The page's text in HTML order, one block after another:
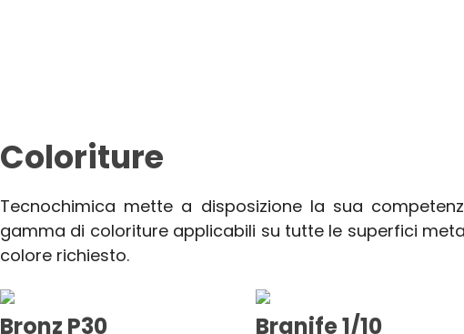
Coloriture
Tecnochimica mette a disposizione la sua
gamma di coloriture applicabili su tutte le superfici
colore richiesto.
Bronz P30 Branife 1/10